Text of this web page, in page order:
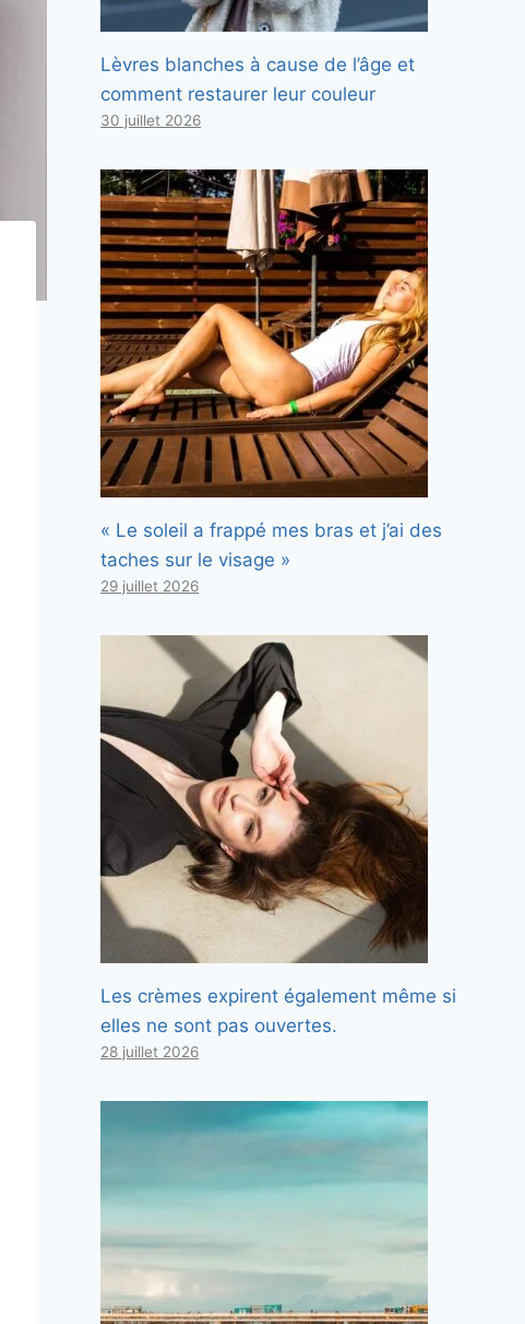
Lèvres blanches à cause de l’âge et
comment restaurer leur couleur
30 juillet 2026
« Le soleil a frappé mes bras et j’ai des
taches sur le visage »
29 juillet 2026
Les crèmes expirent également même si
elles ne sont pas ouvertes.
28 juillet 2026